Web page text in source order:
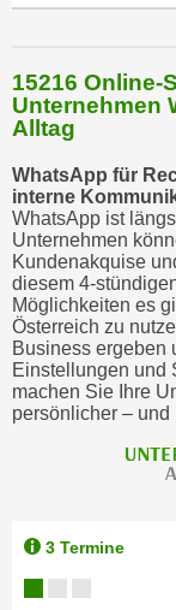
15216 Online-
Unternehmen
Alltag
WhatsApp für
interne
WhatsApp ist
Unternehmen
Kundenakquise
diesem 4-
Möglichkeiten es
Österreich zu
Business ergeben
Einstellungen und
machen Sie Ihre
persönlicher – und
3 Termine